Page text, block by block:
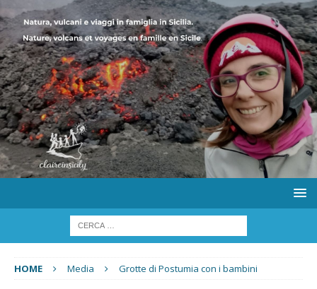
HOME Media Grotte di Postumia con i bambini